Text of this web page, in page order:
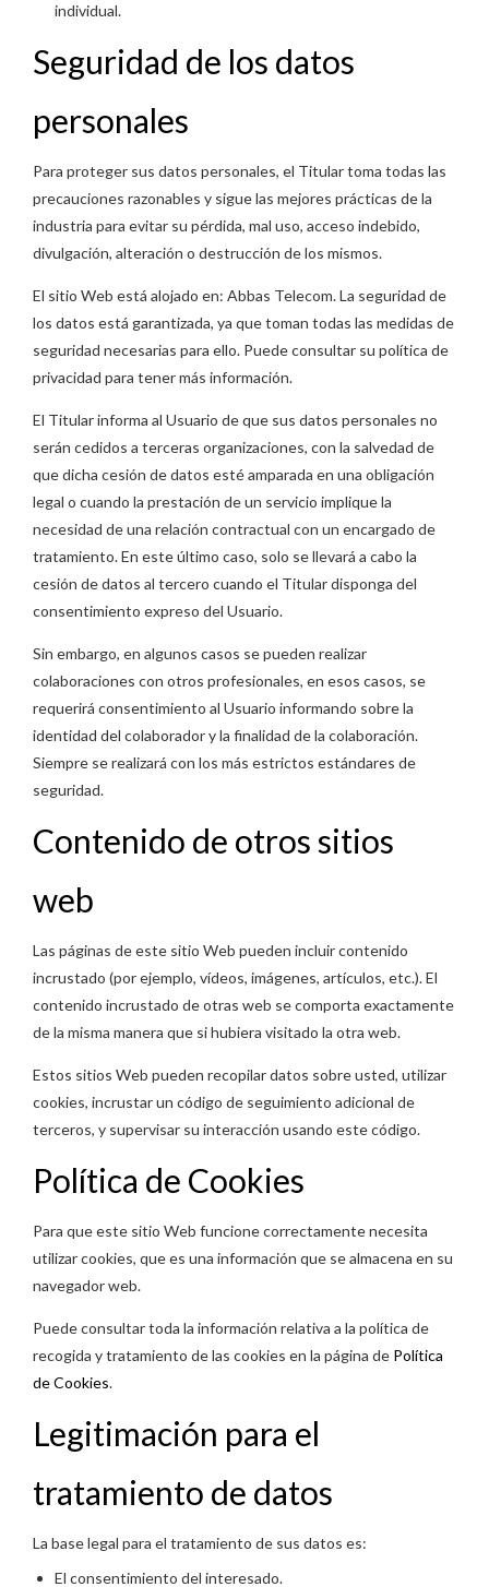
individual.
Seguridad de los datos
personales
Para proteger sus datos personales, el Titular toma todas las
precauciones razonables y sigue las mejores prácticas de la
industria para evitar su pérdida, mal uso, acceso indebido,
divulgación, alteración o destrucción de los mismos.
El sitio Web está alojado en: Abbas Telecom. La seguridad de
los datos está garantizada, ya que toman todas las medidas de
seguridad necesarias para ello. Puede consultar su política de
privacidad para tener más información.
El Titular informa al Usuario de que sus datos personales no
serán cedidos a terceras organizaciones, con la salvedad de
que dicha cesión de datos esté amparada en una obligación
legal o cuando la prestación de un servicio implique la
necesidad de una relación contractual con un encargado de
tratamiento. En este último caso, solo se llevará a cabo la
cesión de datos al tercero cuando el Titular disponga del
consentimiento expreso del Usuario.
Sin embargo, en algunos casos se pueden realizar
colaboraciones con otros profesionales, en esos casos, se
requerirá consentimiento al Usuario informando sobre la
identidad del colaborador y la finalidad de la colaboración.
Siempre se realizará con los más estrictos estándares de
seguridad.
Contenido de otros sitios
web
Las páginas de este sitio Web pueden incluir contenido
incrustado (por ejemplo, vídeos, imágenes, artículos, etc.). El
contenido incrustado de otras web se comporta exactamente
de la misma manera que si hubiera visitado la otra web.
Estos sitios Web pueden recopilar datos sobre usted, utilizar
cookies, incrustar un código de seguimiento adicional de
terceros, y supervisar su interacción usando este código.
Política de Cookies
Para que este sitio Web funcione correctamente necesita
utilizar cookies, que es una información que se almacena en su
navegador web.
Puede consultar toda la información relativa a la política de
recogida y tratamiento de las cookies en la página de Política
de Cookies.
Legitimación para el
tratamiento de datos
La base legal para el tratamiento de sus datos es:
El consentimiento del interesado.